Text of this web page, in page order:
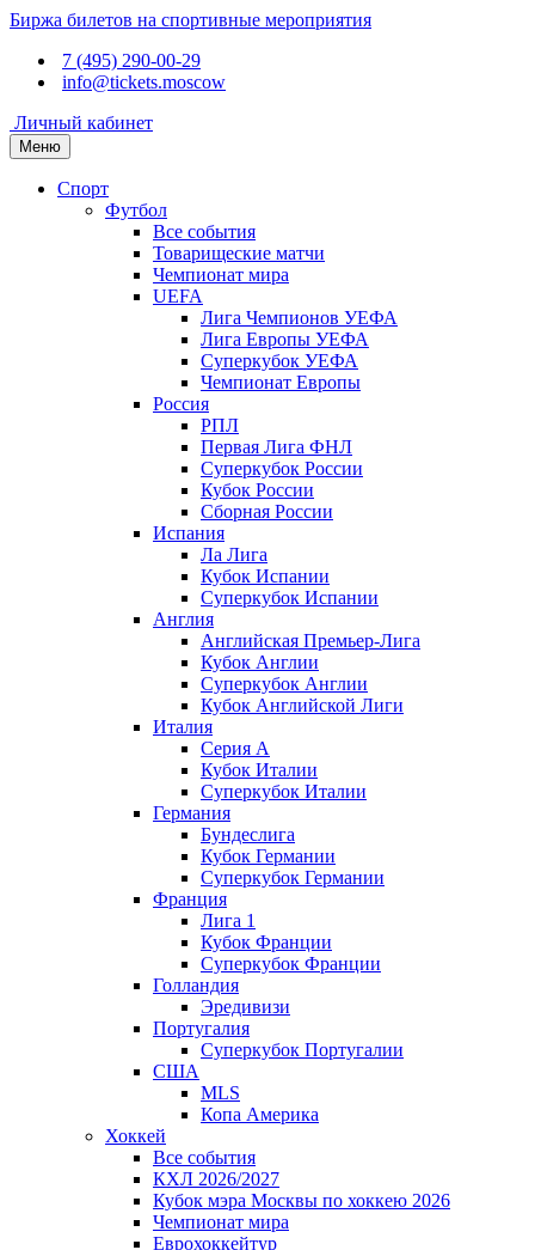
Биржа билетов на спортивные мероприятия
7 (495) 290-00-29
info@tickets.moscow
Личный кабинет
Меню
Спорт
Футбол
Все события
Товарищеские матчи
Чемпионат мира
UEFA
Лига Чемпионов УЕФА
Лига Европы УЕФА
Суперкубок УЕФА
Чемпионат Европы
Россия
РПЛ
Первая Лига ФНЛ
Суперкубок России
Кубок России
Сборная России
Испания
Ла Лига
Кубок Испании
Суперкубок Испании
Англия
Английская Премьер-Лига
Кубок Англии
Суперкубок Англии
Кубок Английской Лиги
Италия
Серия А
Кубок Италии
Суперкубок Италии
Германия
Бундеслига
Кубок Германии
Суперкубок Германии
Франция
Лига 1
Кубок Франции
Суперкубок Франции
Голландия
Эредивизи
Португалия
Суперкубок Португалии
США
MLS
Копа Америка
Хоккей
Все события
КХЛ 2026/2027
Кубок мэра Москвы по хоккею 2026
Чемпионат мира
Еврохоккейтур